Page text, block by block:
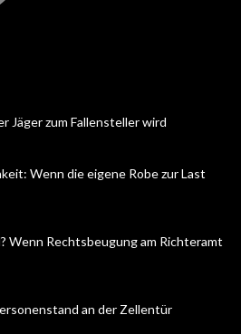
Jäger zum Fallensteller wird
Wenn die eigene Robe zur Last
Wenn Rechtsbeugung am Richteramt
an der Zellentür